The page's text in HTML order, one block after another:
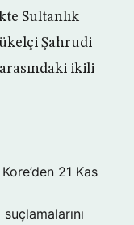
Sultanlık
Şahrudi
ikili
21 Kas